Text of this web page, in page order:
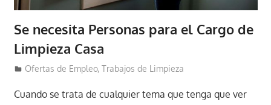
Se necesita Personas para el Cargo de
Limpieza Casa
18 de diciembre de 2020
Lucas Espinal
Ofertas de Empleo,Trabajos de Limpieza
Cuando se trata de cualquier tema que tenga que ver